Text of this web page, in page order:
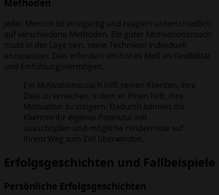
Methoden
Jeder Mensch ist einzigartig und reagiert unterschiedlich
auf verschiedene Methoden. Ein guter Motivationscoach
muss in der Lage sein, seine Techniken individuell
anzupassen. Dies erfordert ein hohes Maß an Flexibilität
und Einfühlungsvermögen.
Ein Motivationscoach hilft seinen Klienten, ihre
Ziele zu erreichen, indem er ihnen hilft, ihre
Motivation zu steigern. Dadurch können die
Klienten ihr eigenes Potenzial voll
ausschöpfen und mögliche Hindernisse auf
ihrem Weg zum Ziel überwinden.
Erfolgsgeschichten und Fallbeispiele
Persönliche Erfolgsgeschichten